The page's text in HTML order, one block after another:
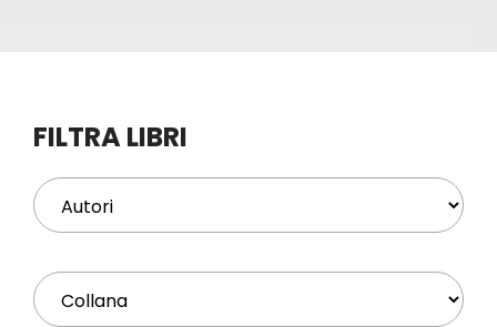
Profilo
FILTRA LIBRI